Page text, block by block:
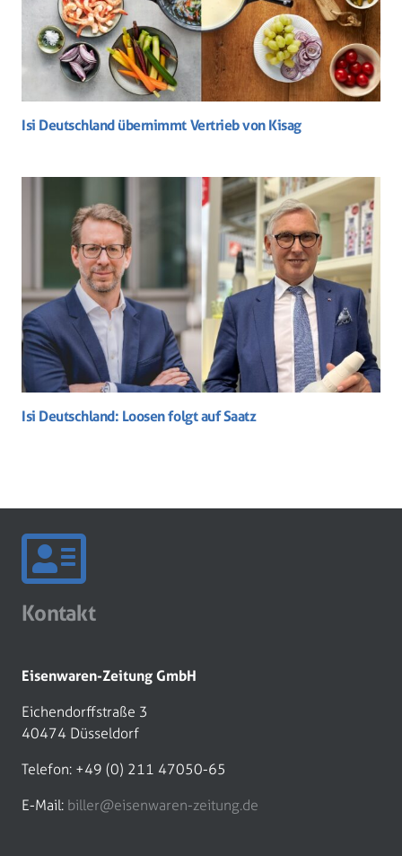
Isi Deutschland übernimmt Vertrieb von Kisag
Isi Deutschland: Loosen folgt auf Saatz
Kontakt
Eisenwaren-Zeitung GmbH
Eichendorffstraße 3
40474 Düsseldorf
Telefon: +49 (0) 211 47050-65
E-Mail: biller@eisenwaren-zeitung.de